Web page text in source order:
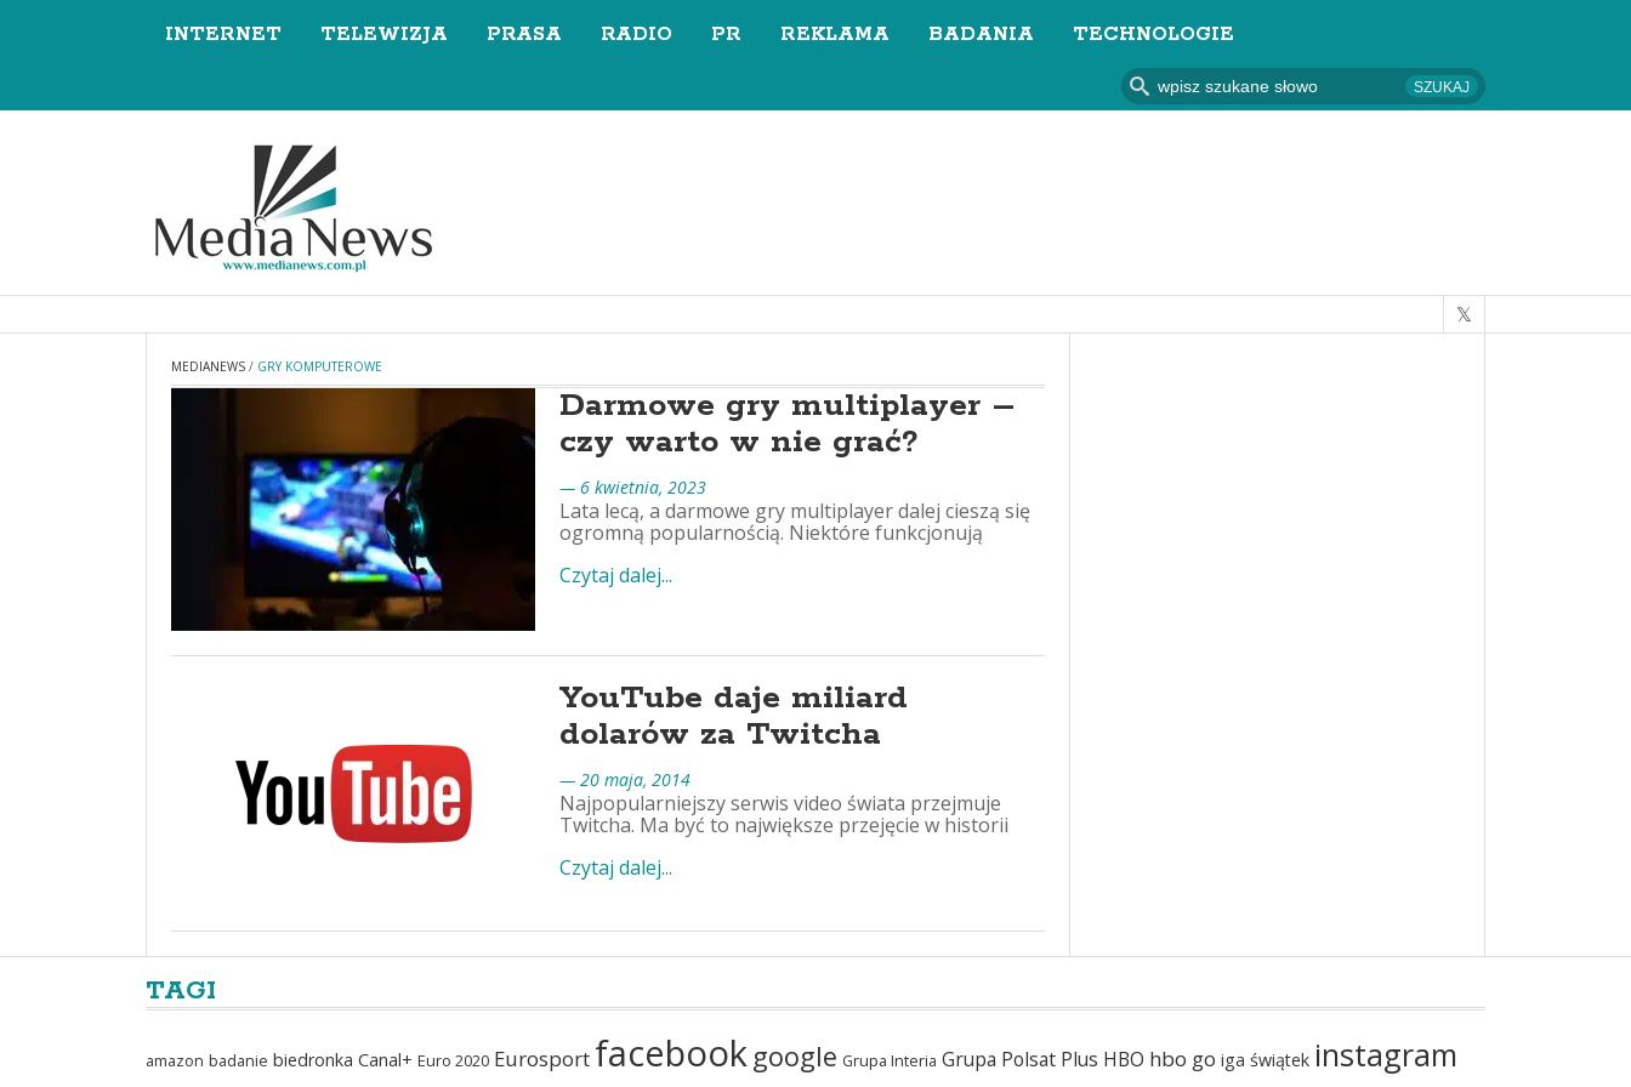
INTERNET TELEWIZJA PRASA RADIO PR REKLAMA BADANIA TECHNOLOGIE
MEDIANEWS / GRY KOMPUTEROWE
Darmowe gry multiplayer –
czy warto w nie grać?
— 6 kwietnia, 2023
Lata lecą, a darmowe gry multiplayer dalej cieszą się
ogromną popularnością. Niektóre funkcjonują
Czytaj dalej...
YouTube daje miliard
dolarów za Twitcha
— 20 maja, 2014
Najpopularniejszy serwis video świata przejmuje
Twitcha. Ma być to największe przejęcie w historii
Czytaj dalej...
TAGI
amazon badanie biedronka Canal+ Euro 2020 Eurosport facebook google Grupa Interia Grupa Polsat Plus HBO hbo go iga świątek instagram